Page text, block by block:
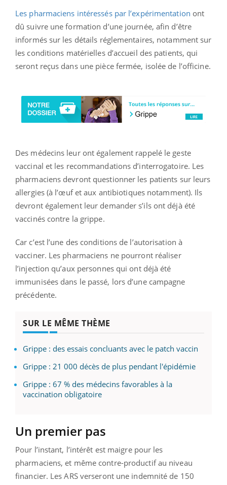
Les pharmaciens intéressés par l’expérimentation ont
dû suivre une formation d’une journée, afin d’être
informés sur les détails réglementaires, notamment sur
les conditions matérielles d’accueil des patients, qui
seront reçus dans une pièce fermée, isolée de l’officine.
Des médecins leur ont également rappelé le geste
vaccinal et les recommandations d’interrogatoire. Les
pharmaciens devront questionner les patients sur leurs
allergies (à l’œuf et aux antibiotiques notamment). Ils
devront également leur demander s’ils ont déjà été
vaccinés contre la grippe.
Car c’est l’une des conditions de l’autorisation à
vacciner. Les pharmaciens ne pourront réaliser
l’injection qu’aux personnes qui ont déjà été
immunisées dans le passé, lors d’une campagne
précédente.
SUR LE MÊME THÈME
Grippe : des essais concluants avec le patch vaccin
Grippe : 21 000 décès de plus pendant l'épidémie
Grippe : 67 % des médecins favorables à la
vaccination obligatoire
Un premier pas
Pour l’instant, l’intérêt est maigre pour les
pharmaciens, et même contre-productif au niveau
financier. Les ARS verseront une indemnité de 150